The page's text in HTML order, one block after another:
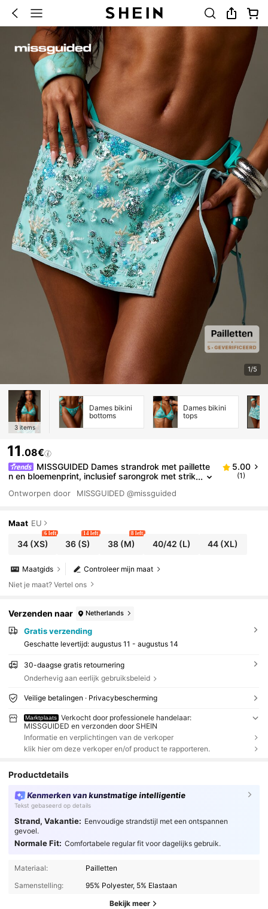
1/5
3 items
Dames bikini
bottoms
Dames bikini
tops
11 .08€
MISSGUIDED Dames strandrok met paillette
n en bloemenprint, inclusief sarongrok met strik
n vakantie in een resort.
5.00
(1)
Ontworpen door MISSGUIDED @missguided
Maat EU
34(XS)
6 left
36 (S)
14 left
38(M)
8 left
40/42 (L) 44 (XL)
Controleer mijn maat
Maatgids
Niet je maat? Vertel ons
Verzenden naar Netherlands
Gratis verzending
Geschatte levertijd: augustus 11 - augustus 14
30-daagse gratis retournering
Onderhevig aan eerlijk gebruiksbeleid
Veilige betalingen · Privacybescherming
Marktplaats
Verkocht door professionele handelaar:
MISSGUIDED en verzonden door SHEIN
Informatie en verplichtingen van de verkoper
klik hier om deze verkoper en/of product te rapporteren.
Productdetails
Kenmerken van kunstmatige intelligentie
Tekst gebaseerd op details
Strand, Vakantie: Eenvoudige strandstijl met een ontspannen
gevoel.
Normale Fit: Comfortabele regular fit voor dagelijks gebruik.
Materiaal:
Pailletten
Samenstelling:
95% Polyester, 5% Elastaan
Bekijk meer